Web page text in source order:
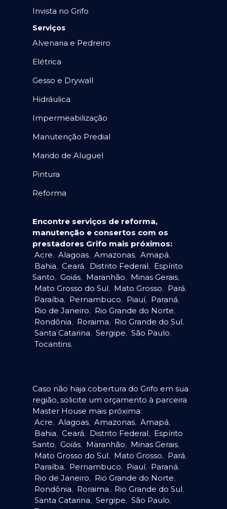
Invista no Grifo
Serviços
Alvenaria e Pedreiro
Elétrica
Gesso e Drywall
Hidráulica
Impermeabilização
Manutenção Predial
Marido de Aluguel
Pintura
Reforma
Encontre serviços de reforma,
manutenção e consertos com os
prestadores Grifo mais próximos:
Acre, Alagoas, Amazonas, Amapá,
Bahia, Ceará, Distrito Federal, Espírito
Santo, Goiás, Maranhão, Minas Gerais,
Mato Grosso do Sul, Mato Grosso, Pará,
Paraíba, Pernambuco, Piauí, Paraná,
Rio de Janeiro, Rio Grande do Norte,
Rondônia, Roraima, Rio Grande do Sul,
Santa Catarina, Sergipe, São Paulo,
Tocantins.
Caso não haja cobertura do Grifo em sua
região, solicite um orçamento à parceira
Master House mais próxima:
Acre, Alagoas, Amazonas, Amapá,
Bahia, Ceará, Distrito Federal, Espírito
Santo, Goiás, Maranhão, Minas Gerais,
Mato Grosso do Sul, Mato Grosso, Pará,
Paraíba, Pernambuco, Piauí, Paraná,
Rio de Janeiro, Rio Grande do Norte,
Rondônia, Roraima, Rio Grande do Sul,
Santa Catarina, Sergipe, São Paulo,